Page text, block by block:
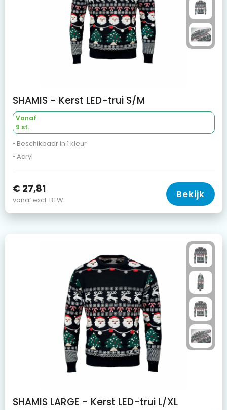
SHAMIS - Kerst LED-trui S/M
Vanaf
9 st.
• Beschikbaar in 1 kleur
• Acryl
€ 27,81
vanaf excl. BTW Bekijk
SHAMIS LARGE - Kerst LED-trui L/XL